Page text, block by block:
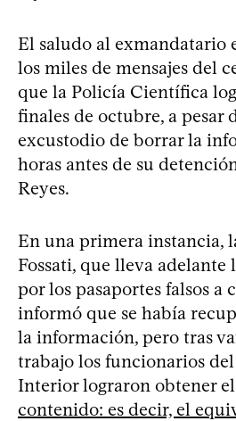
El saludo al exmandatario
los miles de mensajes del
que la Policía Científica
finales de octubre, a pesar
excustodio de borrar la
horas antes de su
Reyes.
En una primera instancia,
Fossati, que lleva adelante
por los pasaportes falsos a
informó que se había
la información, pero tras
trabajo los funcionarios
Interior lograron obtener el
contenido: es decir, el